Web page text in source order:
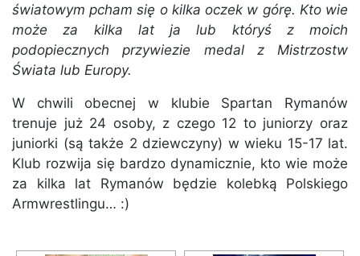
światowym pcham się o kilka oczek w górę. Kto wie
może za kilka lat ja lub któryś z moich
podopiecznych przywiezie medal z Mistrzostw
Świata lub Europy.
W chwili obecnej w klubie Spartan Rymanów
trenuje już 24 osoby, z czego 12 to juniorzy oraz
juniorki (są także 2 dziewczyny) w wieku 15-17 lat.
Klub rozwija się bardzo dynamicznie, kto wie może
za kilka lat Rymanów będzie kolebką Polskiego
Armwrestlingu… :)